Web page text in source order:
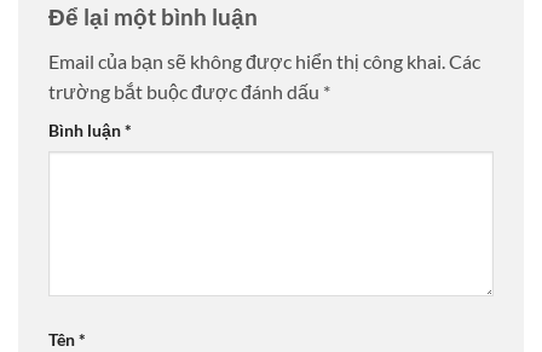
Để lại một bình luận
Email của bạn sẽ không được hiển thị công khai.Các
trường bắt buộc được đánh dấu *
Bình luận*
Tên*